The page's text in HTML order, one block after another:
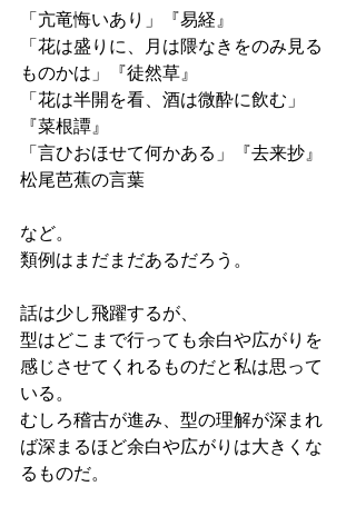
「亢竜悔いあり」『易経』
「花は盛りに、月は隈なきをのみ見る
ものかは」『徒然草』
「花は半開を看、酒は微酔に飲む」
『菜根譚』
「言ひおほせて何かある」『去来抄』
松尾芭蕉の言葉
など。
類例はまだまだあるだろう。
話は少し飛躍するが、
型はどこまで行っても余白や広がりを
感じさせてくれるものだと私は思って
いる。
むしろ稽古が進み、型の理解が深まれ
ば深まるほど余白や広がりは大きくな
るものだ。